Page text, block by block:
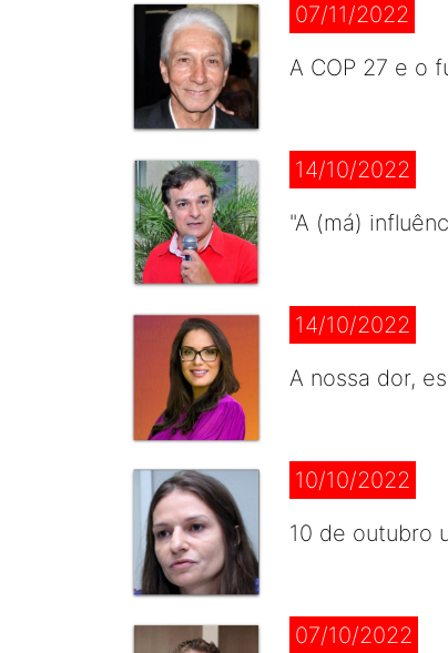
07/11/2022
A COP 27 e o
14/10/2022
"A (má)
14/10/2022
A nossa dor,
10/10/2022
10 de outubro
07/10/2022